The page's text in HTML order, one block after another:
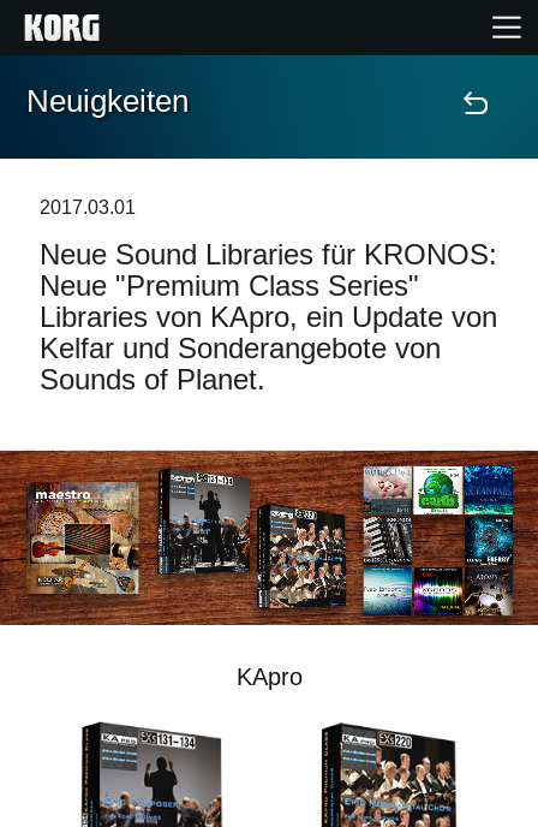
Home
Extras
Events
Support
Händlersuche
Shop
Neuigkeiten
Social Media
Über KORG
Neuigkeiten
2017.03.01
Neue Sound Libraries für KRONOS:
Neue "Premium Class Series"
Libraries von KApro, ein Update von
Kelfar und Sonderangebote von
Sounds of Planet.
KApro